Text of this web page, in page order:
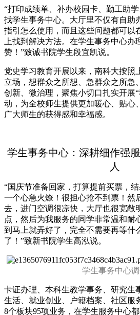
“打印成绩单、补办校园卡、勤工助
找学生事务中心。大厅里不仅有自助
指引怎么使用，而且这些问题都可以
上找到解决方法。在学生事务中心办
赞！”致诚书院学生段宜凯说。
党史学习教育开展以来，南科大按照
立场，想群众之所想、急群众之所急
创新、微治理，聚焦小切口扎实开展
动，为全校师生提供更加暖心、贴心
广大师生的获得感和幸福感。
学生事务中心： 深耕细作强
人
“国庆节准备回家，打算提前买票，
一个心急火燎！很担心抢不到票！然
去，进门空调很凉快，大厅也很宽敞
点，然后为我服务的同学非常温和耐
到马上就弄好了，完全不需要再等什
了！”致新书院学生高泓说。
学生事务中心
卡证办理、本科生教学事务、研究生
生活、就业创业、户籍档案、社区服
8个板块95项业务，在学生服务中心